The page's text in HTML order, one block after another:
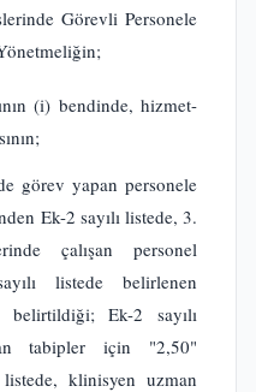
Görevli Personele
(i) bendinde, hizmet-
görev yapan personele
Ek-2 sayılı listede, 3.
çalışan personel
listede belirlenen
belirtildiği; Ek-2 sayılı
tabipler için "2,50"
listede, klinisyen uzman